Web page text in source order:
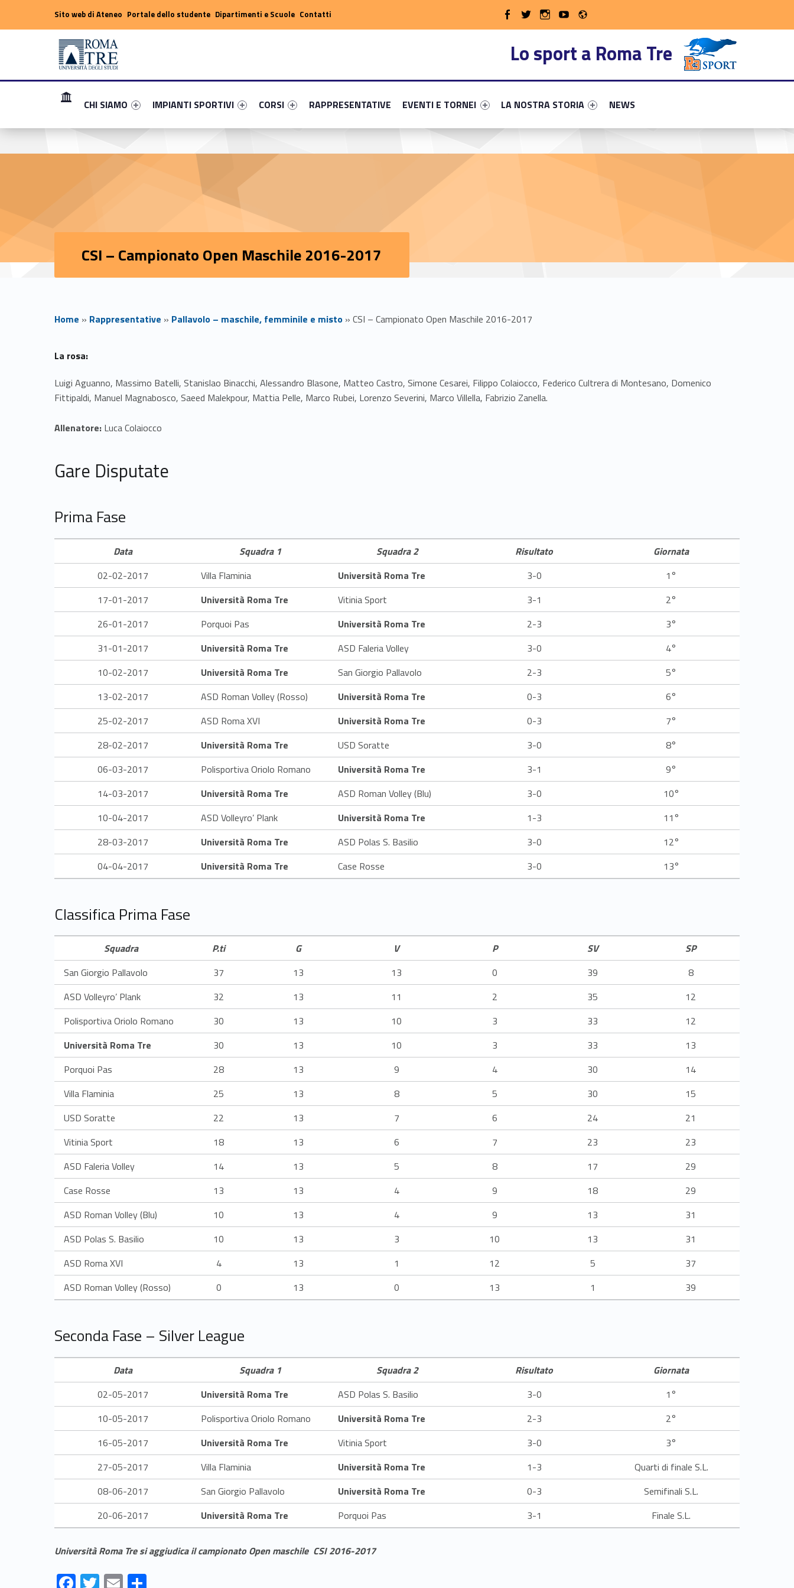
CSI – Campionato Open Maschile 2016-2017 - Sito delle iniziative sportive di Roma Tre Sito delle iniziative sportive di Roma Tre
Lo sport a Roma Tre
Primary MenuLink identifier #link-menu-primary-55155-1
CHI SIAMO
Link identifier #link-menu-primary-73998-5
IMPIANTI SPORTIVI
Link identifier #link-menu-primary-47888-9
CORSI
Link identifier #link-menu-primary-51044-12
RAPPRESENTATIVE
Link identifier #link-menu-primary-70220-13
EVENTI E TORNEI
Link identifier #link-menu-primary-37730-16
LA NOSTRA STORIA
Link identifier #link-menu-primary-4111-22
NEWS
Header info sidebar
Sito web di Ateneo Portale dello studente Dipartimenti e Scuole Contatti WebMan on Facebook
WebMan on TwitterWebMan on Instagram
WebMan on Youtube
CSI – Campionato Open Maschile 2016-2017
Home » Rappresentative » Pallavolo – maschile, femminile e misto » CSI – Campionato Open Maschile 2016-2017
C
S
I
–
C
a
m
p
i
o
n
a
t
o
O
p
e
n
M
a
s
c
h
i
l
e
2
0
1
6
-
2
0
1
7
La rosa:
Luigi Aguanno, Massimo Batelli, Stanislao Binacchi, Alessandro Blasone, Matteo Castro, Simone Cesarei, Filippo Colaiocco, Federico Cultrera di Montesano, Domenico
Fittipaldi, Manuel Magnabosco, Saeed Malekpour, Mattia Pelle, Marco Rubei, Lorenzo Severini, Marco Villella, Fabrizio Zanella.
Allenatore: Luca Colaiocco
Gare Disputate
Prima Fase
Data Squadra 1 Squadra 2 Risultato
Giornata
02-02-2017
Villa Flaminia Università Roma Tre 3-0
1°
17-01-2017
Università Roma Tre Vitinia Sport 3-1
2°
26-01-2017
Porquoi Pas Università Roma Tre 2-3
3°
31-01-2017
Università Roma Tre ASD Faleria Volley 3-0
4°
10-02-2017
Università Roma Tre San Giorgio Pallavolo 2-3
5°
13-02-2017
ASD Roman Volley (Rosso) Università Roma Tre 0-3
6°
25-02-2017
ASD Roma XVI Università Roma Tre 0-3
7°
28-02-2017
Università Roma Tre USD Soratte 3-0
8°
06-03-2017
Polisportiva Oriolo Romano Università Roma Tre 3-1
9°
14-03-2017
Università Roma Tre ASD Roman Volley (Blu) 3-0
10°
10-04-2017
ASD Volleyro’ Plank Università Roma Tre 1-3
11°
28-03-2017
Università Roma Tre ASD Polas S. Basilio 3-0
12°
04-04-2017
Università Roma Tre Case Rosse 3-0 13°
Classifica Prima Fase
Squadra P.ti G V P SV
SP
San Giorgio Pallavolo
37 13 13 0 39
8
ASD Volleyro’ Plank
32 13 11 2 35
12
Polisportiva Oriolo Romano
30 13 10 3 33
12
Università Roma Tre
30 13 10 3 33
13
Porquoi Pas
28 13 9 4 30
14
Villa Flaminia
25 13 8 5 30
15
USD Soratte
22 13 7 6 24
21
Vitinia Sport
18 13 6 7 23
23
ASD Faleria Volley
14 13 5 8 17
29
Case Rosse
13 13 4 9 18
29
ASD Roman Volley (Blu)
10 13 4 9 13
31
ASD Polas S. Basilio
10 13 3 10 13
31
ASD Roma XVI
4 13 1 12 5
37
ASD Roman Volley (Rosso)
0 13 0 13 1 39
Seconda Fase – Silver League
Data Squadra 1 Squadra 2 Risultato
Giornata
02-05-2017
Università Roma Tre ASD Polas S. Basilio 3-0
1°
10-05-2017
Polisportiva Oriolo Romano Università Roma Tre 2-3
2°
16-05-2017
Università Roma Tre Vitinia Sport 3-0
3°
27-05-2017
Villa Flaminia Università Roma Tre 1-3
Quarti di finale S.L.
08-06-2017
San Giorgio Pallavolo Università Roma Tre 0-3
Semifinali S.L.
20-06-2017
Università Roma Tre Porquoi Pas 3-1 Finale S.L.
Università Roma Tre si aggiudica il campionato Open maschile CSI 2016-2017